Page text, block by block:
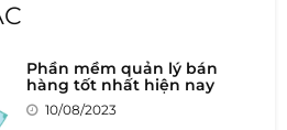
Phần mềm quản lý bán
hàng tốt nhất hiện nay
10/08/2023